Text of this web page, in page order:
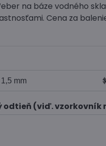
na báze vodného
Cena za
odtieň (viď. vzorkovník